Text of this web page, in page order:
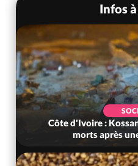
Infos
Côte d'Ivoire :
morts après